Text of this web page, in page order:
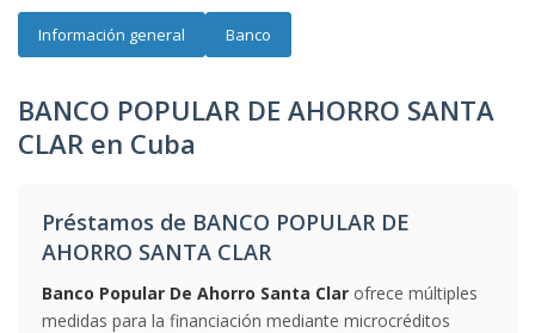
Información general Banco
BANCO POPULAR DE AHORRO SANTA
CLAR en Cuba
Préstamos de BANCO POPULAR DE
AHORRO SANTA CLAR
Banco Popular De Ahorro Santa Clar ofrece múltiples
medidas para la financiación mediante microcréditos